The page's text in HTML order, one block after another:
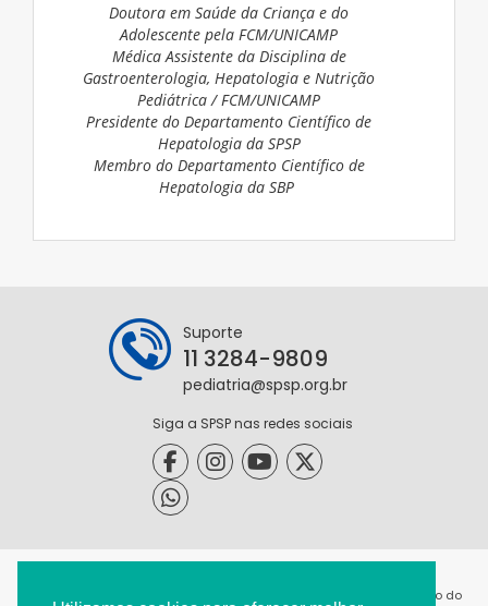
Doutora em Saúde da Criança e do
Adolescente pela FCM/UNICAMP
Médica Assistente da Disciplina de
Gastroenterologia, Hepatologia e Nutrição
Pediátrica / FCM/UNICAMP
Presidente do Departamento Científico de
Hepatologia da SPSP
Membro do Departamento Científico de
Hepatologia da SBP
Suporte
11 3284-9809
pediatria@spsp.org.br
Siga a SPSP nas redes sociais
@2021 - Todos os direitos reservados. É permitida a reprodução do